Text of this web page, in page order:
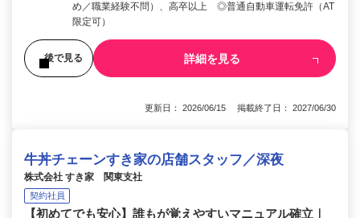
め／職業経験不問）、高卒以上 ◎普通自動車運転免許（AT
限定可）
後で見る 詳細を見る
更新日： 2026/06/15 掲載終了日： 2027/06/30
牛丼チェーンすき家の店舗スタッフ／深夜
株式会社 すき家 関東支社
契約社員
【初めてでも安心】誰もが覚えやすいマニュアル確立｜